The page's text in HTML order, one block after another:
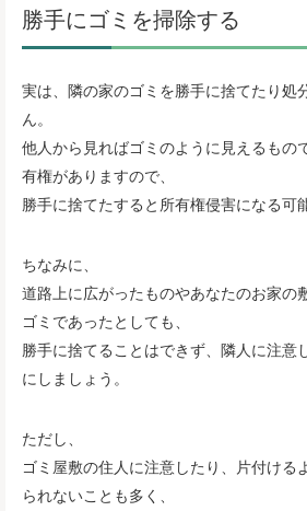
勝手にゴミを掃除する
実は、隣の家のゴミを勝手に捨てたり処
ん。
他人から見ればゴミのように見えるもの
有権がありますので、
勝手に捨てたすると所有権侵害になる可
ちなみに、
道路上に広がったものやあなたのお家の
ゴミであったとしても、
勝手に捨てることはできず、隣人に注意
にしましょう。
ただし、
ゴミ屋敷の住人に注意したり、片付ける
られないことも多く、